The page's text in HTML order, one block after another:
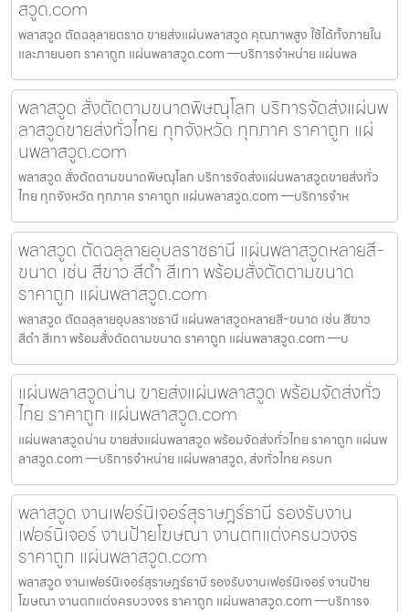
สวูด.com
พลาสวูด ตัดฉลุลายตราด ขายส่งแผ่นพลาสวูด คุณภาพสูง ใช้ได้ทั้งภายใน
และภายนอก ราคาถูก แผ่นพลาสวูด.com —บริการจำหน่าย แผ่นพล
พลาสวูด สั่งตัดตามขนาดพิษณุโลก บริการจัดส่งแผ่นพ
ลาสวูดขายส่งทั่วไทย ทุกจังหวัด ทุกภาค ราคาถูก แผ่
นพลาสวูด.com
พลาสวูด สั่งตัดตามขนาดพิษณุโลก บริการจัดส่งแผ่นพลาสวูดขายส่งทั่ว
ไทย ทุกจังหวัด ทุกภาค ราคาถูก แผ่นพลาสวูด.com —บริการจำห
พลาสวูด ตัดฉลุลายอุบลราชธานี แผ่นพลาสวูดหลายสี-
ขนาด เช่น สีขาว สีดำ สีเทา พร้อมสั่งตัดตามขนาด
ราคาถูก แผ่นพลาสวูด.com
พลาสวูด ตัดฉลุลายอุบลราชธานี แผ่นพลาสวูดหลายสี-ขนาด เช่น สีขาว
สีดำ สีเทา พร้อมสั่งตัดตามขนาด ราคาถูก แผ่นพลาสวูด.com —บ
แผ่นพลาสวูดน่าน ขายส่งแผ่นพลาสวูด พร้อมจัดส่งทั่ว
ไทย ราคาถูก แผ่นพลาสวูด.com
แผ่นพลาสวูดน่าน ขายส่งแผ่นพลาสวูด พร้อมจัดส่งทั่วไทย ราคาถูก แผ่นพ
ลาสวูด.com —บริการจำหน่าย แผ่นพลาสวูด, ส่งทั่วไทย ครบท
พลาสวูด งานเฟอร์นิเจอร์สุราษฎร์ธานี รองรับงาน
เฟอร์นิเจอร์ งานป้ายโฆษณา งานตกแต่งครบวงจร
ราคาถูก แผ่นพลาสวูด.com
พลาสวูด งานเฟอร์นิเจอร์สุราษฎร์ธานี รองรับงานเฟอร์นิเจอร์ งานป้าย
โฆษณา งานตกแต่งครบวงจร ราคาถูก แผ่นพลาสวูด.com —บริการจ